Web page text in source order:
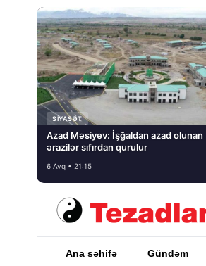
SIYASƏT
Azad Məsiyev: İşğaldan azad olunan
ərazilər sıfırdan qurulur
6 Avq • 21:15
Ana səhifə Gündəm